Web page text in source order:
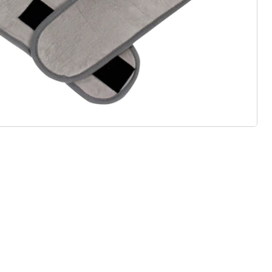
voor
& Comfort”
Gratis kopen op rekening
Geen minimaal bestelbedrag